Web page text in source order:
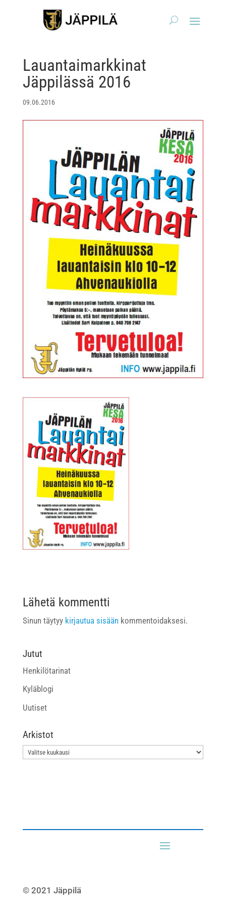
Lauantaimarkkinat
Jäppilässä 2016
09.06.2016
Lähetä kommentti
Sinun täytyy kirjautua sisäänkommentoidaksesi.
Jutut
Henkilötarinat
Kyläblogi
Uutiset
Arkistot
Arkistot
© 2021 Jäppilä